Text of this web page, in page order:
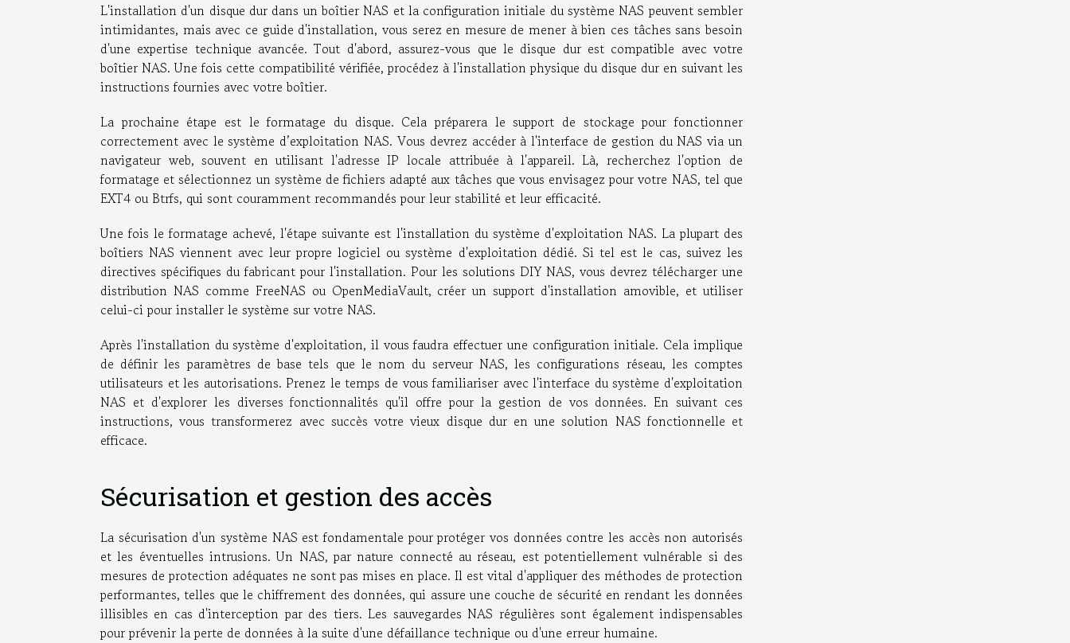
L'installation d'un disque dur dans un boîtier NAS et la configuration initiale du système NAS peuvent sembler
intimidantes, mais avec ce guide d'installation, vous serez en mesure de mener à bien ces tâches sans besoin
d'une expertise technique avancée. Tout d'abord, assurez-vous que le disque dur est compatible avec votre
boîtier NAS. Une fois cette compatibilité vérifiée, procédez à l'installation physique du disque dur en suivant les
instructions fournies avec votre boîtier.
La prochaine étape est le formatage du disque. Cela préparera le support de stockage pour fonctionner
correctement avec le système d’exploitation NAS. Vous devrez accéder à l'interface de gestion du NAS via un
navigateur web, souvent en utilisant l'adresse IP locale attribuée à l'appareil. Là, recherchez l'option de
formatage et sélectionnez un système de fichiers adapté aux tâches que vous envisagez pour votre NAS, tel que
EXT4 ou Btrfs, qui sont couramment recommandés pour leur stabilité et leur efficacité.
Une fois le formatage achevé, l'étape suivante est l'installation du système d'exploitation NAS. La plupart des
boîtiers NAS viennent avec leur propre logiciel ou système d'exploitation dédié. Si tel est le cas, suivez les
directives spécifiques du fabricant pour l'installation. Pour les solutions DIY NAS, vous devrez télécharger une
distribution NAS comme FreeNAS ou OpenMediaVault, créer un support d'installation amovible, et utiliser
celui-ci pour installer le système sur votre NAS.
Après l'installation du système d'exploitation, il vous faudra effectuer une configuration initiale. Cela implique
de définir les paramètres de base tels que le nom du serveur NAS, les configurations réseau, les comptes
utilisateurs et les autorisations. Prenez le temps de vous familiariser avec l'interface du système d'exploitation
NAS et d'explorer les diverses fonctionnalités qu'il offre pour la gestion de vos données. En suivant ces
instructions, vous transformerez avec succès votre vieux disque dur en une solution NAS fonctionnelle et
efficace.
Sécurisation et gestion des accès
La sécurisation d'un système NAS est fondamentale pour protéger vos données contre les accès non autorisés
et les éventuelles intrusions. Un NAS, par nature connecté au réseau, est potentiellement vulnérable si des
mesures de protection adéquates ne sont pas mises en place. Il est vital d'appliquer des méthodes de protection
performantes, telles que le chiffrement des données, qui assure une couche de sécurité en rendant les données
illisibles en cas d'interception par des tiers. Les sauvegardes NAS régulières sont également indispensables
pour prévenir la perte de données à la suite d'une défaillance technique ou d'une erreur humaine.